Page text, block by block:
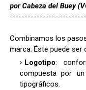
por Cabeza del Buey
Combinamos los
marca. Éste puede ser
Logotipo:
compuesta por
tipográficos.